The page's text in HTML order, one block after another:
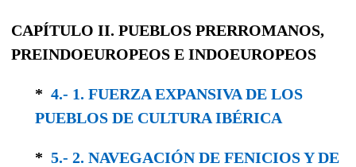
CAPÍTULO II. PUEBLOS PRERROMANOS,
PREINDOEUROPEOS E INDOEUROPEOS
* 4.- 1. FUERZA EXPANSIVA DE LOS
PUEBLOS DE CULTURA IBÉRICA
* 5.- 2. NAVEGACIÓN DE FENICIOS Y DE